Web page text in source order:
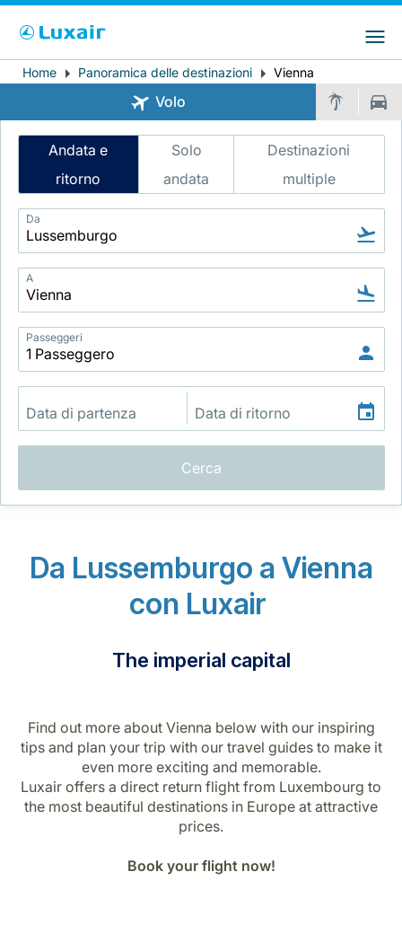
LuxairTours
Gruppo Luxair
Opportunità di lavoro con Luxair
Paese di residenza Preferred language
Italiano
Breadcrumb
Home Panoramica delle destinazioni Vienna
Volo
Intelligent
Search
Andata e
ritorno
Solo
andata
Destinazioni
multiple
Da
A
Passeggeri
Cerca
Da Lussemburgo a Vienna
con Luxair
The imperial capital
Find out more about Vienna below with our inspiring
tips and plan your trip with our travel guides to make it
even more exciting and memorable.
Luxair offers a direct return flight from Luxembourg to
the most beautiful destinations in Europe at attractive
prices.
Book your flight now!